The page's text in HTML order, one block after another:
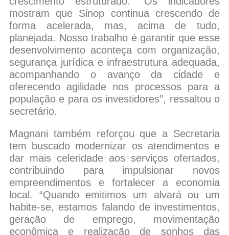
mostram que Sinop continua crescendo de
forma acelerada, mas, acima de tudo,
planejada. Nosso trabalho é garantir que esse
desenvolvimento aconteça com organização,
segurança jurídica e infraestrutura adequada,
acompanhando o avanço da cidade e
oferecendo agilidade nos processos para a
população e para os investidores”, ressaltou o
secretário.
Magnani também reforçou que a Secretaria
tem buscado modernizar os atendimentos e
dar mais celeridade aos serviços ofertados,
contribuindo para impulsionar novos
empreendimentos e fortalecer a economia
local. “Quando emitimos um alvará ou um
habite-se, estamos falando de investimentos,
geração de emprego, movimentação
econômica e realização de sonhos das